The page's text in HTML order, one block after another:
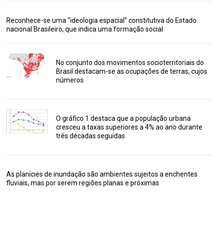
Reconhece-se uma “ideologia espacial” constitutiva do Estado
nacional Brasileiro, que indica uma formação social
No conjunto dos movimentos socioterritoriais do
Brasil destacam-se as ocupações de terras, cujos
números
O gráfico 1 destaca que a população urbana
cresceu a taxas superiores a 4% ao ano durante
três décadas seguidas
As planícies de inundação são ambientes sujeitos a enchentes
fluviais, mas por serem regiões planas e próximas